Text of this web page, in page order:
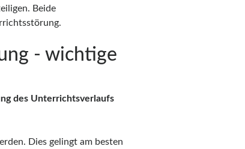
Beide
- wichtige
des Unterrichtsverlaufs
Dies gelingt am besten